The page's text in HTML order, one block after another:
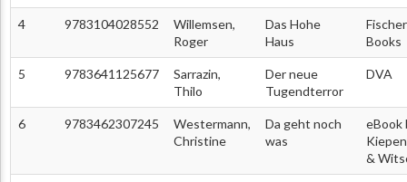
4 9783104028552
Willemsen,
Roger
Das Hohe
Haus
Books
5 9783641125677
Sarrazin,
Thilo
Der neue
Tugendterror
DVA
6 9783462307245
Westermann,
Christine
Da geht noch
was
eBook
&